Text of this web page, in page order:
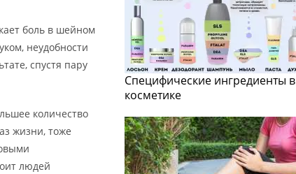
боль в шейном
неудобности
спустя пару
количество
жизни, тоже
людей
Специфические ингредиенты в
косметике